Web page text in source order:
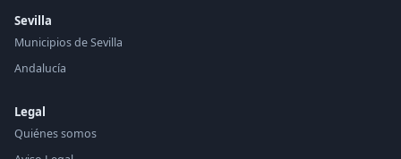
Sevilla
Municipios de Sevilla
Andalucía
Legal
Quiénes somos